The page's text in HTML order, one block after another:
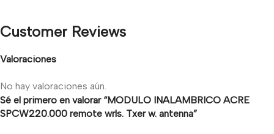
Customer Reviews
Valoraciones
No hay valoraciones aún.
Sé el primero en valorar “MODULO INALAMBRICO ACRE
SPCW220.000 remote wrls. Txer w. antenna”